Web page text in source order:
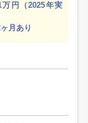
円（2025年実
月あり